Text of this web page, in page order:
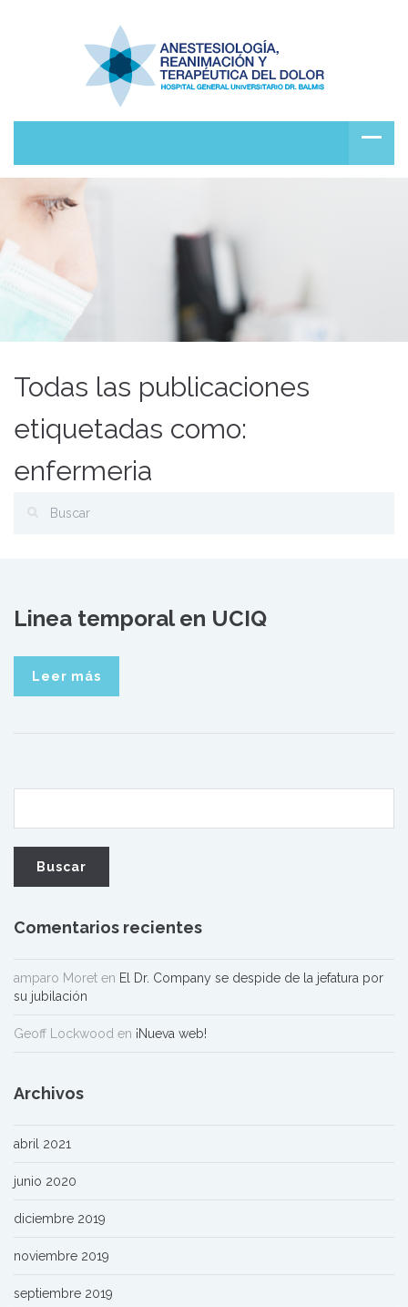
Todas las publicaciones
etiquetadas como:
enfermeria
Linea temporal en UCIQ
Leer más
Comentarios recientes
amparo Moret en El Dr. Company se despide de la jefatura por
su jubilación
Geoff Lockwood en ¡Nueva web!
Archivos
abril 2021
junio 2020
diciembre 2019
noviembre 2019
septiembre 2019